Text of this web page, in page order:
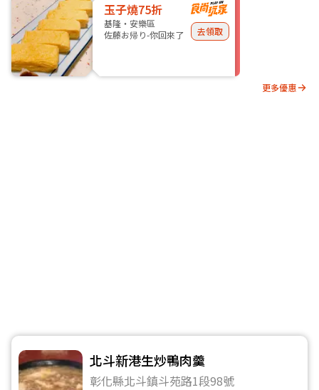
玉子燒75折
基隆・安樂區
佐藤お帰り-你回來了
去領取
更多優惠
北斗新港生炒鴨肉羹
彰化縣北斗鎮斗苑路1段98號